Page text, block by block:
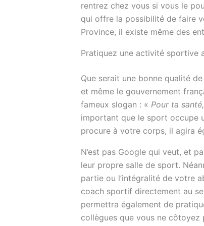
rentrez chez vous si vous le
qui offre la possibilité de faire
Province, il existe même des
Pratiquez une activité sportive
Que serait une bonne qualité
et même le gouvernement
fameux slogan : « Pour ta
important que le sport occupe
procure à votre corps, il agira
N’est pas Google qui veut, et
leur propre salle de sport.
partie ou l’intégralité de votre
coach sportif directement au
permettra également de
collègues que vous ne